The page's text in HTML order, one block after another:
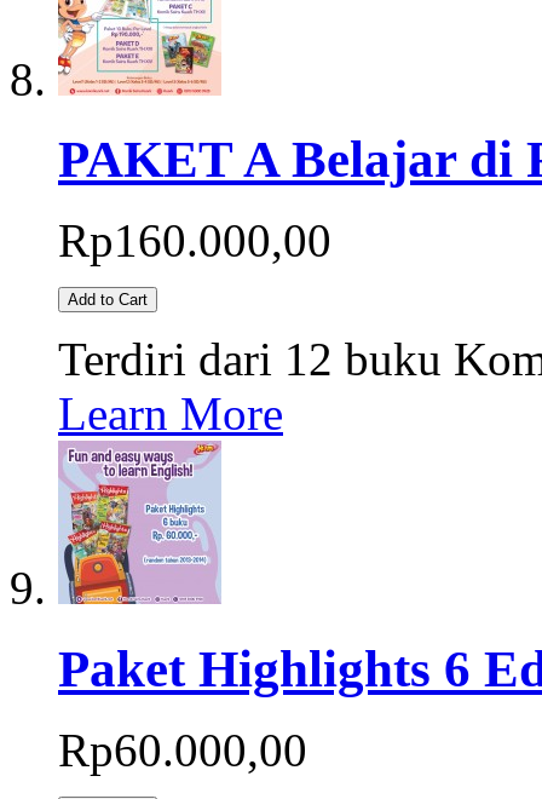
PAKET A Belajar di
Rp160.000,00
Add to Cart
Terdiri dari 12 buku
Learn More
Paket Highlights 6
Rp60.000,00